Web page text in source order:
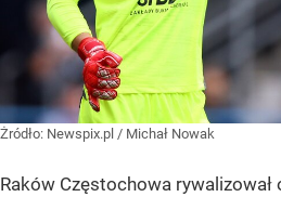
Żródło: Newspix.pl / Michał Nowak
Raków Częstochowa rywalizował